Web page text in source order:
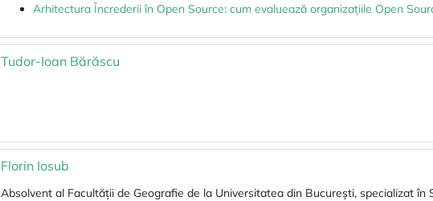
Arhitectura Încrederii în Open Source: cum evaluează organizațiile Open
Tudor-Ioan Bărăscu
Florin Iosub
Absolvent al Facultății de Geografie de la Universitatea din București, specializat